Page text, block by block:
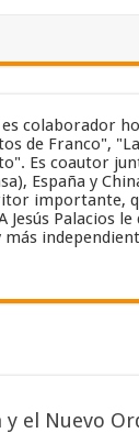
colaborador
de Franco",
Es coautor
España y
Palacios
y el Nuevo